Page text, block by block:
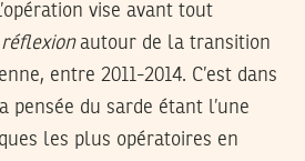
vise avant tout
réflexionautour de la transition
entre 2011-2014. C’est dans
pensée du sarde étant l’une
les plus opératoires en